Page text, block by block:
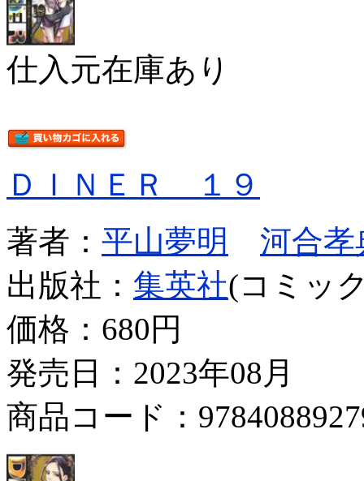
仕入元在庫あり
ＤＩＮＥＲ １９
著者： 平山夢明
河合孝
出版社： 集英社(コミッ
価格： 680円
発売日：2023年08月
商品コード：